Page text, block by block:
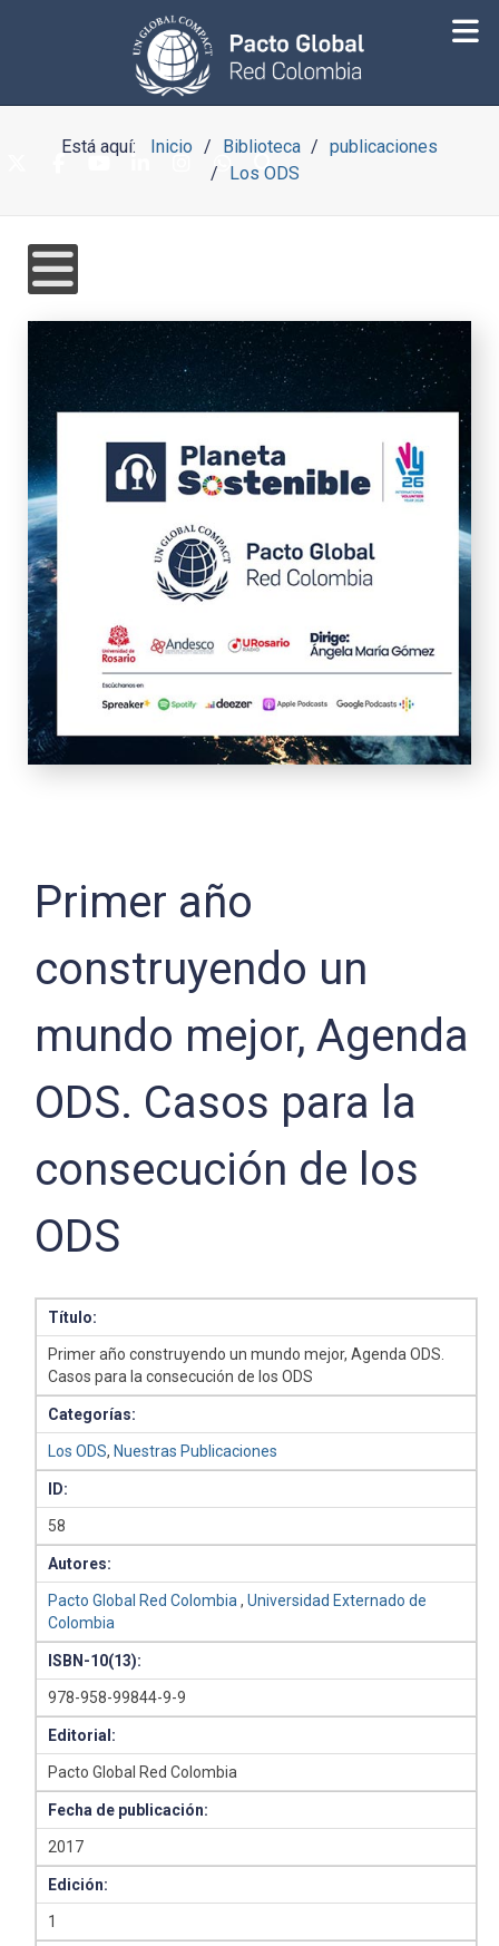
Está aquí: Inicio Biblioteca
publicaciones
Los ODS
Primer año
construyendo un
mundo mejor, Agenda
ODS. Casos para la
consecución de los
ODS
Título:
Primer año construyendo un mundo mejor, Agenda ODS.
Casos para la consecución de los ODS
Categorías:
Los ODS, Nuestras Publicaciones
ID:
58
Autores:
Pacto Global Red Colombia ,Universidad Externado de
Colombia
ISBN-10(13):
978-958-99844-9-9
Editorial:
Pacto Global Red Colombia
Fecha de publicación:
2017
Edición:
1